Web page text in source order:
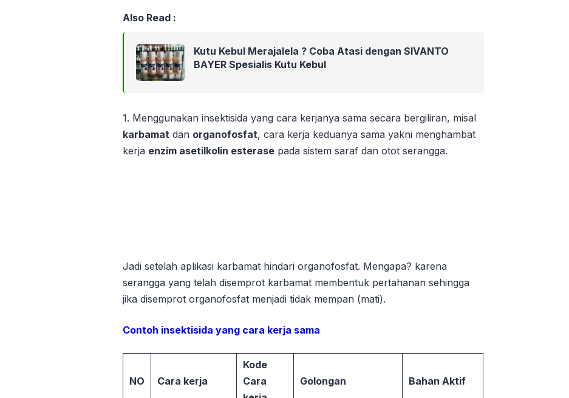
Also Read :
Kutu Kebul Merajalela ? Coba Atasi dengan SIVANTO
BAYER Spesialis Kutu Kebul
1. Menggunakan insektisida yang cara kerjanya sama secara bergiliran, misal
karbamat dan organofosfat, cara kerja keduanya sama yakni menghambat
kerja enzim asetilkolin esterase pada sistem saraf dan otot serangga.
Jadi setelah aplikasi karbamat hindari organofosfat. Mengapa? karena
serangga yang telah disemprot karbamat membentuk pertahanan sehingga
jika disemprot organofosfat menjadi tidak mempan (mati).
Contoh insektisida yang cara kerja sama
NO Cara kerja
Kode
Cara
Golongan Bahan Aktif